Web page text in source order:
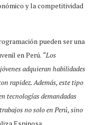
y la competitividad
pueden ser una
en Perú. “Los
adquieran habilidades
rapidez. Además, este tipo
tecnologías demandadas
no solo en Perú, sino
Espinosa.